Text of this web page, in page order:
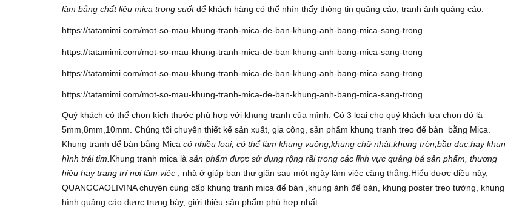
làm bằng chất liệu mica trong suốtđể khách hàng có thể nhìn thấy thông tin quảng cáo, tranh ảnh quảng cáo.
Quý khách có thể chọn kích thước phù hợp với khung tranh của mình. Có 3 loại cho quý khách lựa chọn đó là
5mm,8mm,10mm. Chúng tôi chuyên thiết kế sản xuất, gia công, sản phẩm khung tranh treo để bàn bằng Mica.
Khung tranh để bàn bằng Mica có nhiều loại, có thể làm khung vuông,khung chữ nhật,khung tròn,bầu dục,hay
hình trái tim. Khung tranh mica là sản phẩm được sử dụng rộng rãi trong các lĩnh vực quảng bá sản phẩm, thương
hiệu hay trang trí nơi làm việc , nhà ở giúp bạn thư giãn sau một ngày làm việc căng thẳng.Hiểu được điều này,
QUANGCAOLIVINA chuyên cung cấp khung tranh mica để bàn ,khung ảnh để bàn, khung poster treo tường, khung
hình quảng cáo được trưng bày, giới thiệu sản phẩm phù hợp nhất.